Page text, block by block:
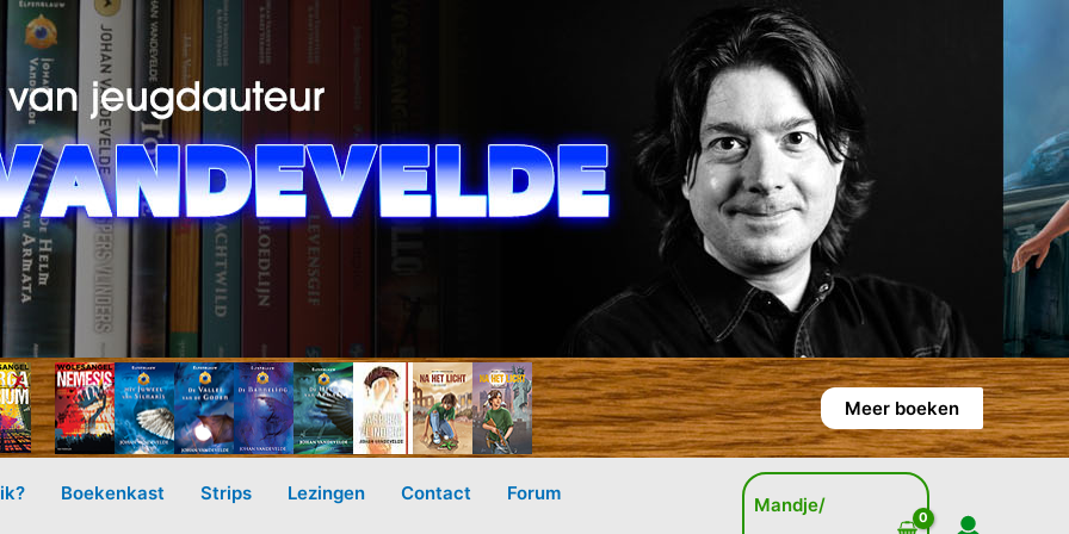
Meer boeken
Boekenkast Strips Lezingen Contact Forum
Mandje/